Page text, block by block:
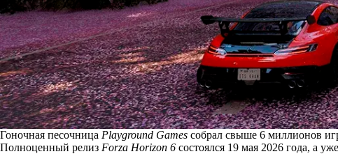
Гоночная песочница Playground Games собрал свыше 6 миллионов
Полноценный релиз Forza Horizon 6 состоялся 19 мая 2026 года, а